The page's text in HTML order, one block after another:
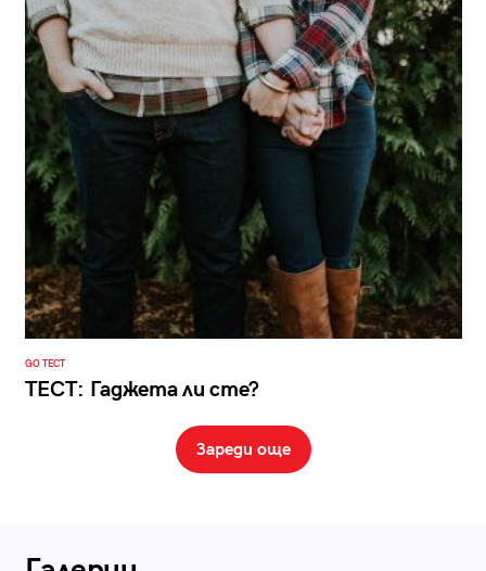
GO ТЕСТ
ТЕСТ: Гаджета ли сте?
Зареди още